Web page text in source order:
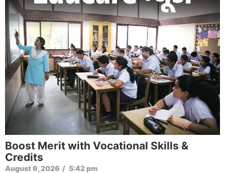
Boost Merit with Vocational Skills &
Credits
August 6, 2026 / 5:42 pm